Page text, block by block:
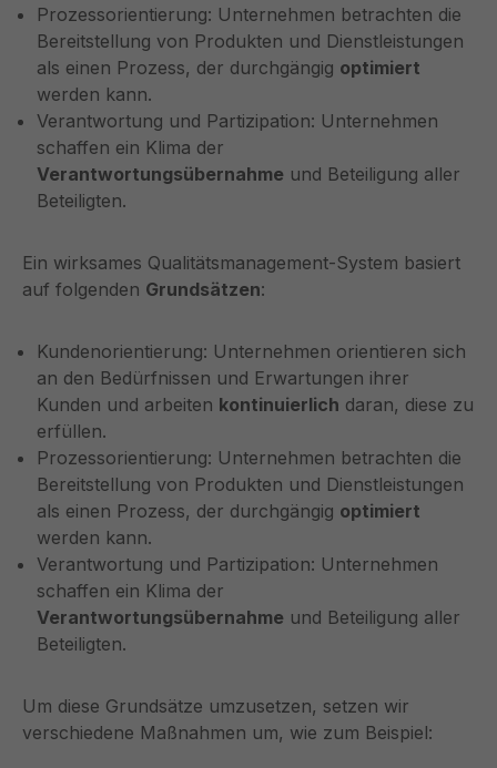
Prozessorientierung: Unternehmen betrachten die
Bereitstellung von Produkten und Dienstleistungen
als einen Prozess, der durchgängig optimiert
werden kann.
Verantwortung und Partizipation: Unternehmen
schaffen ein Klima der
Verantwortungsübernahme und Beteiligung aller
Beteiligten.
Ein wirksames Qualitätsmanagement-System basiert
auf folgenden Grundsätzen:
Kundenorientierung: Unternehmen orientieren sich
an den Bedürfnissen und Erwartungen ihrer
Kunden und arbeiten kontinuierlich daran, diese zu
erfüllen.
Prozessorientierung: Unternehmen betrachten die
Bereitstellung von Produkten und Dienstleistungen
als einen Prozess, der durchgängig optimiert
werden kann.
Verantwortung und Partizipation: Unternehmen
schaffen ein Klima der
Verantwortungsübernahme und Beteiligung aller
Beteiligten.
Um diese Grundsätze umzusetzen, setzen wir
verschiedene Maßnahmen um, wie zum Beispiel: